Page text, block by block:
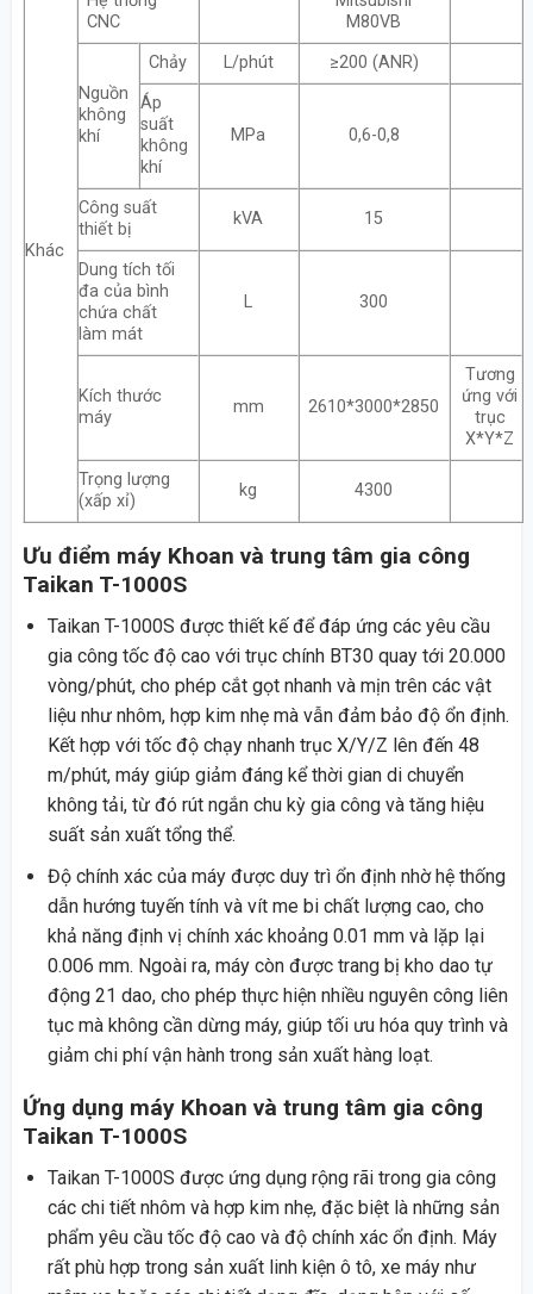
Khác
CNC
M80VB
Nguồn
không
khí
Chảy L/phút
≥200 (ANR)
Áp
suất
không
khí
MPa 0,6-0,8
Công suất
thiết bị
kVA 15
Dung tích tối
đa của bình
chứa chất
làm mát
L 300
Kích thước
máy
mm 2610*3000*2850
Tương
ứng với
trục
X*Y*Z
Trọng lượng
(xấp xỉ)
kg 4300
Ưu điểm máy Khoan và trung tâm gia công
Taikan T-1000S
Taikan T-1000S được thiết kế để đáp ứng các yêu cầu
gia công tốc độ cao với trục chính BT30 quay tới 20.000
vòng/phút, cho phép cắt gọt nhanh và mịn trên các vật
liệu như nhôm, hợp kim nhẹ mà vẫn đảm bảo độ ổn định.
Kết hợp với tốc độ chạy nhanh trục X/Y/Z lên đến 48
m/phút, máy giúp giảm đáng kể thời gian di chuyển
không tải, từ đó rút ngắn chu kỳ gia công và tăng hiệu
suất sản xuất tổng thể.
Độ chính xác của máy được duy trì ổn định nhờ hệ thống
dẫn hướng tuyến tính và vít me bi chất lượng cao, cho
khả năng định vị chính xác khoảng 0.01 mm và lặp lại
0.006 mm. Ngoài ra, máy còn được trang bị kho dao tự
động 21 dao, cho phép thực hiện nhiều nguyên công liên
tục mà không cần dừng máy, giúp tối ưu hóa quy trình và
giảm chi phí vận hành trong sản xuất hàng loạt.
Ứng dụng máy Khoan và trung tâm gia công
Taikan T-1000S
Taikan T-1000S được ứng dụng rộng rãi trong gia công
các chi tiết nhôm và hợp kim nhẹ, đặc biệt là những sản
phẩm yêu cầu tốc độ cao và độ chính xác ổn định. Máy
rất phù hợp trong sản xuất linh kiện ô tô, xe máy như